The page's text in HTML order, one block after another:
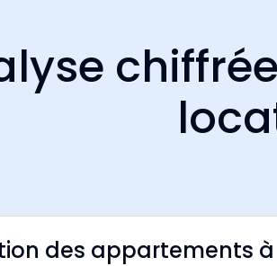
des appartements à